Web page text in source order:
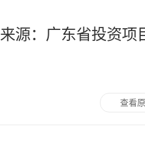
来源：广东省投资项
查看